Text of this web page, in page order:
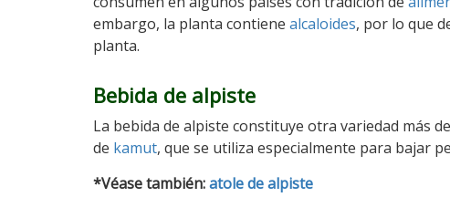
embargo, la planta contiene alcaloides, por lo que
planta.
Bebida de alpiste
La bebida de alpiste constituye otra variedad más
de kamut, que se utiliza especialmente para bajar
*Véase también:atole de alpiste